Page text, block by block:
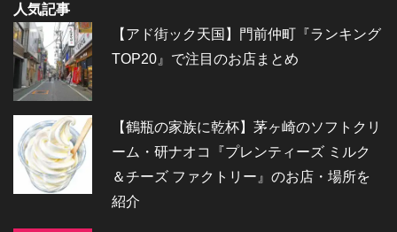
人気記事
【アド街ック天国】門前仲町『ランキング
TOP20』で注目のお店まとめ
【鶴瓶の家族に乾杯】茅ヶ崎のソフトクリ
ーム・研ナオコ『プレンティーズ ミルク
＆チーズ ファクトリー』のお店・場所を
紹介